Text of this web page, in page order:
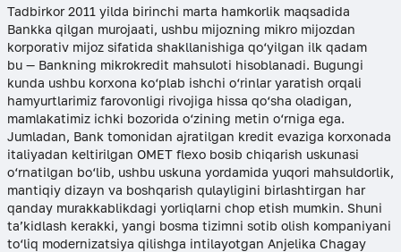
Tadbirkor 2011 yilda birinchi marta hamkorlik maqsadida
Bankka qilgan murojaati, ushbu mijozning mikro mijozdan
korporativ mijoz sifatida shakllanishiga qo‘yilgan ilk qadam
bu — Bankning mikrokredit mahsuloti hisoblanadi. Bugungi
kunda ushbu korxona ko‘plab ishchi o‘rinlar yaratish orqali
hamyurtlarimiz farovonligi rivojiga hissa qo‘sha oladigan,
mamlakatimiz ichki bozorida o‘zining metin o‘rniga ega.
Jumladan, Bank tomonidan ajratilgan kredit evaziga korxonada
italiyadan keltirilgan OMET flexo bosib chiqarish uskunasi
o‘rnatilgan bo‘lib, ushbu uskuna yordamida yuqori mahsuldorlik,
mantiqiy dizayn va boshqarish qulayligini birlashtirgan har
qanday murakkablikdagi yorliqlarni chop etish mumkin. Shuni
ta’kidlash kerakki, yangi bosma tizimni sotib olish kompaniyani
to‘liq modernizatsiya qilishga intilayotgan Anjelika Chagay